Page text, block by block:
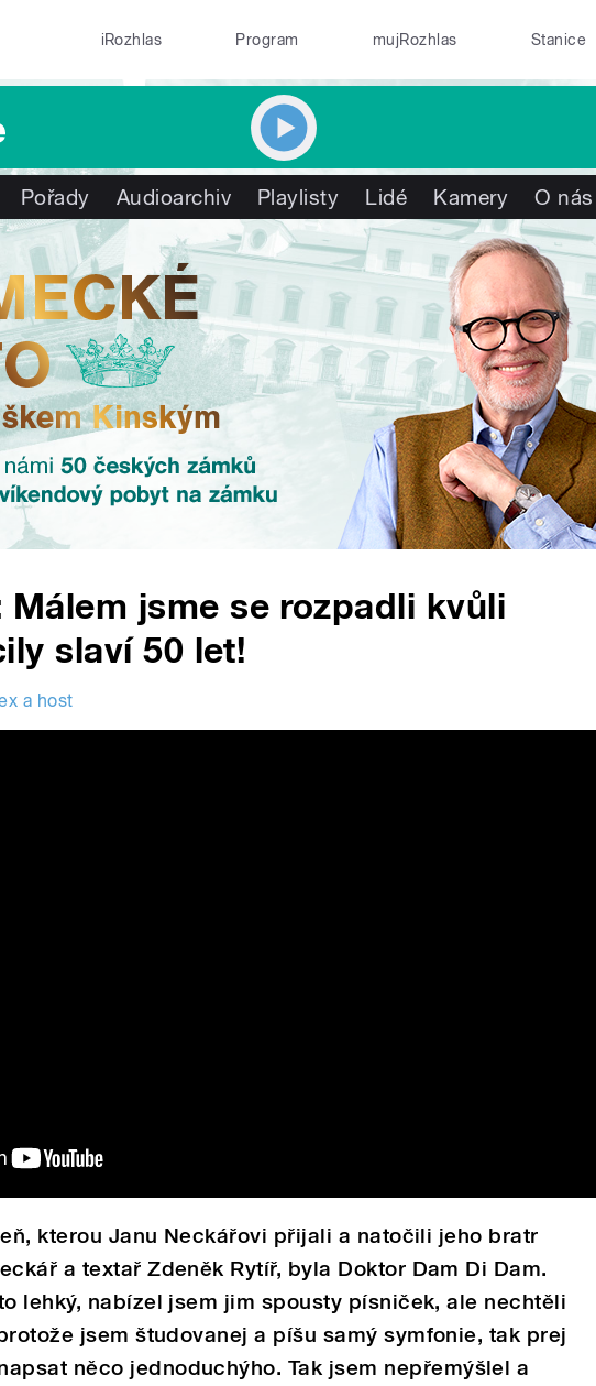
iRozhlas Program mujRozhlas Stanice
Pořady Audioarchiv Playlisty Lidé Kamery O nás
Málem jsme se rozpadli kvůli
slaví 50 let!
a host
kterou Janu Neckářovi přijali a natočili jeho bratr
a textař Zdeněk Rytíř, byla Doktor Dam Di Dam.
lehký, nabízel jsem jim spousty písniček, ale nechtěli
jsem študovanej a píšu samý symfonie, tak prej
něco jednoduchýho. Tak jsem nepřemýšlel a